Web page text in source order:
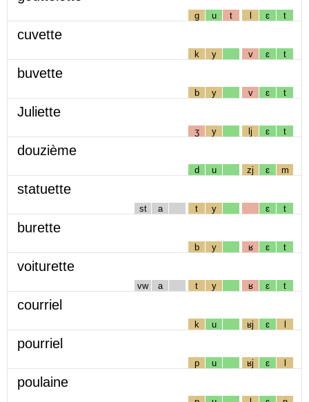
g u t l ɛ t
cuvette
k y v ɛ t
buvette
b y v ɛ t
Juliette
ʒ y lj ɛ t
douzième
d u zj ɛ m
statuette
st a t y ɛ t
burette
b y ʁ ɛ t
voiturette
vw a t y ʁ ɛ t
courriel
k u ʁj ɛ l
pourriel
p u ʁj ɛ l
poulaine